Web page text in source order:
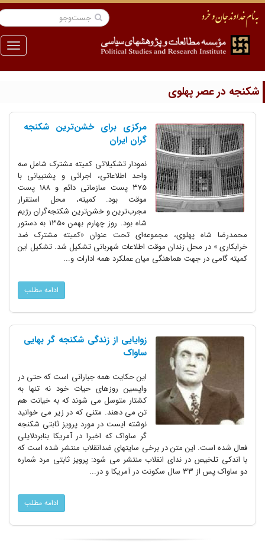
منو
در عصر پهلوی
مرکزی برای خشن‌ترین شکنجه
گران ایران
نمودار تشکیلاتی کمیته مشترک شامل سه
واحد اطلاعاتی، اجرائی و پشتیبانی با
۳۷۵ پست سازمانی دائم و ۱۸۸ پست
موقت بود. کمیته، محل استقرار
مجرب‌ترین و خشن‌ترین شکنجه‌گران رژیم
شاه بود. روز چهارم بهمن ۱۳۵۰ به دستور
محمدرضا شاه پهلوی، مجموعه‌ای تحت عنوان «کمیته مشترک ضد
خرابکاری » در محل زندان موقت اطلاعات شهربانی تشکیل شد. تشکیل این
کمیته گامی در جهت هماهنگی میان عملکرد همه ادارات و...
ادامه مطلب
زوایایی از زندگی شکنجه گر بهایی
ساواک
این حکایت همه جبارانی است که حتی در
واپسین روزهای حیات خود نه تنها به
کشتار متوسل می شوند که به خیانت هم
تن می دهند. متنی که در زیر می خوانید
نوشته ایست در مورد پرویز ثابتی شکنجه
گر ساواک که اخیرا در آمریکا بنابردلایلی
فعال شده است. این متن در برخی سایتهای ضدانقلاب منتشر شده است که
با اندکی تلخیص در ندای انقلاب منتشر می شود: پرویز ثابتی مرد شماره
دو ساواک پس از ۳۳ سال سکونت در آمریکا و در...
ادامه مطلب